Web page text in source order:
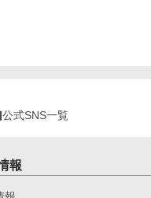
公式SNS一覧
報